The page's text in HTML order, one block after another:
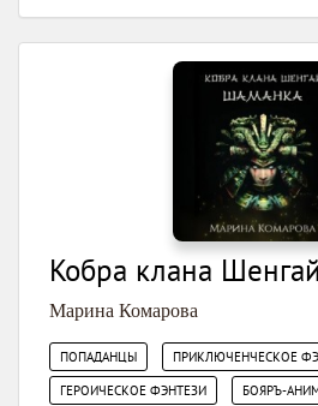
Кобра клана
Марина Комарова
ПОПАДАНЦЫ ПРИКЛЮЧЕНЧЕСКОЕ
ГЕРОИЧЕСКОЕ ФЭНТЕЗИ БОЯРЪ-